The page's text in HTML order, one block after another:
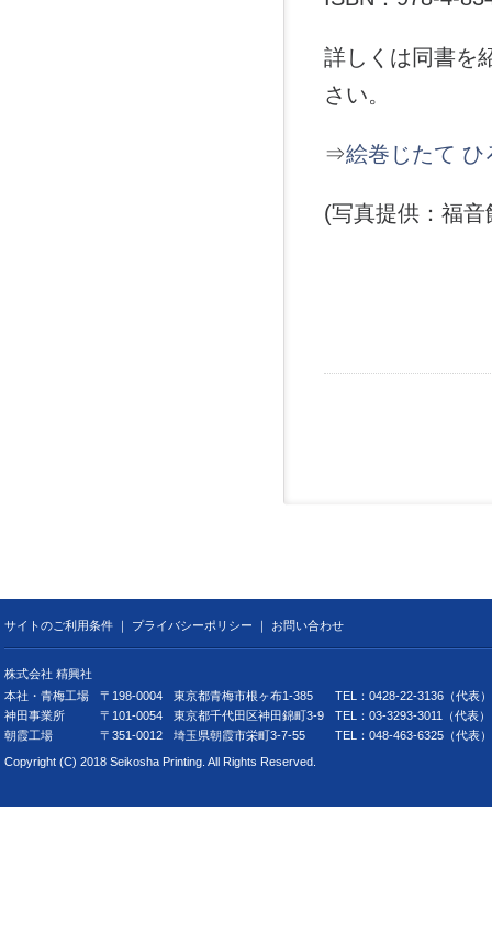
詳しくは同書を
さい。
⇒絵巻じたて ひ
(写真提供：福
サイトのご利用条件 ｜ プライバシーポリシー ｜ お問い合わせ
株式会社 精興社
本社・青梅工場
〒198-0004 東京都青梅市根ヶ布1-385
TEL：0428-22-3136（代表）
神田事業所
〒101-0054 東京都千代田区神田錦町3-9
TEL：03-3293-3011（代表
朝霞工場
〒351-0012 埼玉県朝霞市栄町3-7-55
TEL：048-463-6325（代表）
Copyright (C) 2018 Seikosha Printing. All Rights Reserved.